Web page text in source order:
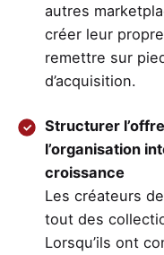
autres
créer leur
remettre sur
d’acquisition.
Structurer
l’organisation
croissance
Les créateurs
tout des
Lorsqu’ils ont